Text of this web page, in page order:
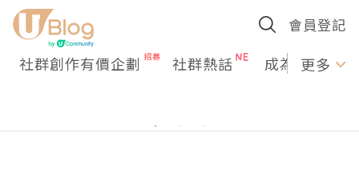
會員登記
社群創作有價企劃 社群熱話 成為U更多